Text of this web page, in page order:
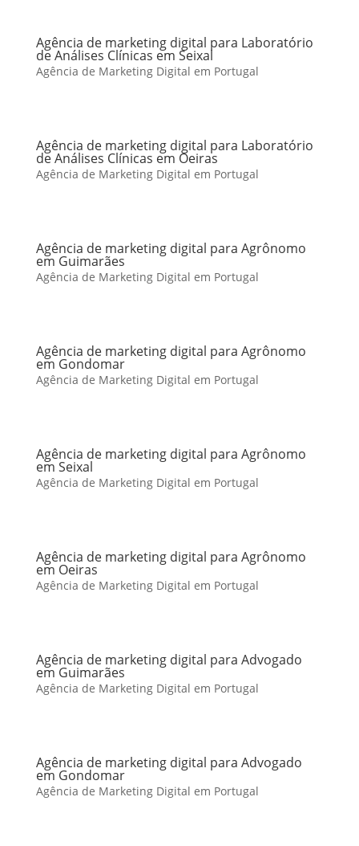
Agência de marketing digital para Laboratório
de Análises Clínicas em Seixal
Agência de Marketing Digital em Portugal
Agência de marketing digital para Laboratório
de Análises Clínicas em Oeiras
Agência de Marketing Digital em Portugal
Agência de marketing digital para Agrônomo
em Guimarães
Agência de Marketing Digital em Portugal
Agência de marketing digital para Agrônomo
em Gondomar
Agência de Marketing Digital em Portugal
Agência de marketing digital para Agrônomo
em Seixal
Agência de Marketing Digital em Portugal
Agência de marketing digital para Agrônomo
em Oeiras
Agência de Marketing Digital em Portugal
Agência de marketing digital para Advogado
em Guimarães
Agência de Marketing Digital em Portugal
Agência de marketing digital para Advogado
em Gondomar
Agência de Marketing Digital em Portugal